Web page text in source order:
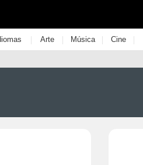
| Arte | Música | Cine |